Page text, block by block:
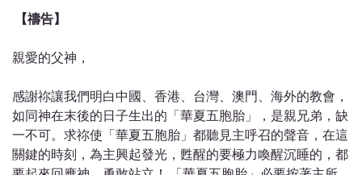
【禱告】
親愛的父神，
感謝祢讓我們明白中國、香港、台灣、澳門、海外的教會，
如同神在末後的日子生出的「華夏五胞胎」，是親兄弟，缺
一不可。求祢使「華夏五胞胎」都聽見主呼召的聲音，在這
關鍵的時刻，為主興起發光，甦醒的要極力喚醒沉睡的，都